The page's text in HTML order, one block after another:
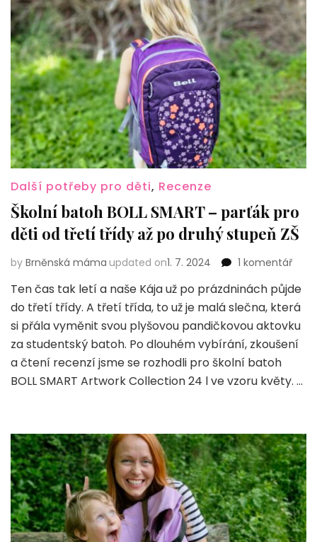
Další potřeby pro děti, Recenze
Školní batoh BOLL SMART – parťák pro
děti od třetí třídy až po druhý stupeň ZŠ
by Brněnská máma updated on1. 7. 2024 1 komentářu
s
BOLL
–
od
třetí
třídy
až
po
Ten čas tak letí a naše Kája už po prázdninách půjde
do třetí třídy. A třetí třída, to už je malá slečna, která
si přála vyměnit svou plyšovou pandičkovou aktovku
za studentský batoh. Po dlouhém vybírání, zkoušení
a čtení recenzí jsme se rozhodli pro školní batoh
BOLL SMART Artwork Collection 24 l ve vzoru květy. …